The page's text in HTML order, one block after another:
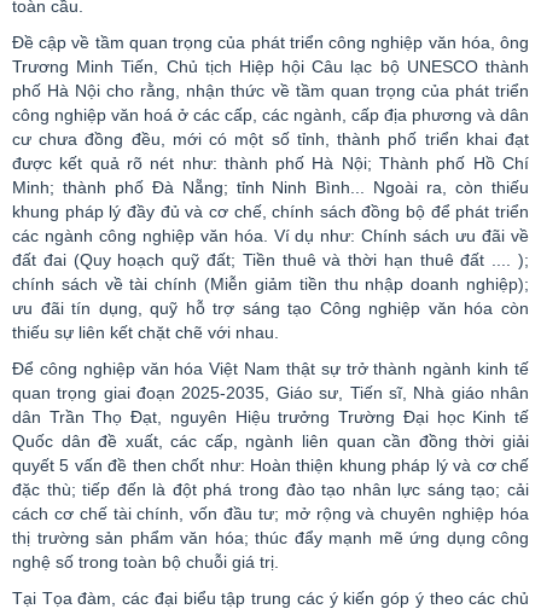
toàn cầu.
Đề cập về tầm quan trọng của phát triển công nghiệp văn hóa, ông
Trương Minh Tiến, Chủ tịch Hiệp hội Câu lạc bộ UNESCO thành
phố Hà Nội cho rằng, nhận thức về tầm quan trọng của phát triển
công nghiệp văn hoá ở các cấp, các ngành, cấp địa phương và dân
cư chưa đồng đều, mới có một số tỉnh, thành phố triển khai đạt
được kết quả rõ nét như: thành phố Hà Nội; Thành phố Hồ Chí
Minh; thành phố Đà Nẵng; tỉnh Ninh Bình... Ngoài ra, còn thiếu
khung pháp lý đầy đủ và cơ chế, chính sách đồng bộ để phát triển
các ngành công nghiệp văn hóa. Ví dụ như: Chính sách ưu đãi về
đất đai (Quy hoạch quỹ đất; Tiền thuê và thời hạn thuê đất .... );
chính sách về tài chính (Miễn giảm tiền thu nhập doanh nghiệp);
ưu đãi tín dụng, quỹ hỗ trợ sáng tạo Công nghiệp văn hóa còn
thiếu sự liên kết chặt chẽ với nhau.
Để công nghiệp văn hóa Việt Nam thật sự trở thành ngành kinh tế
quan trọng giai đoạn 2025-2035, Giáo sư, Tiến sĩ, Nhà giáo nhân
dân Trần Thọ Đạt, nguyên Hiệu trưởng Trường Đại học Kinh tế
Quốc dân đề xuất, các cấp, ngành liên quan cần đồng thời giải
quyết 5 vấn đề then chốt như: Hoàn thiện khung pháp lý và cơ chế
đặc thù; tiếp đến là đột phá trong đào tạo nhân lực sáng tạo; cải
cách cơ chế tài chính, vốn đầu tư; mở rộng và chuyên nghiệp hóa
thị trường sản phẩm văn hóa; thúc đẩy mạnh mẽ ứng dụng công
nghệ số trong toàn bộ chuỗi giá trị.
Tại Tọa đàm, các đại biểu tập trung các ý kiến góp ý theo các chủ